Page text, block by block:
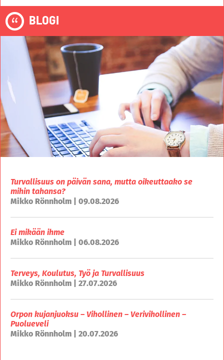
BLOGI
Turvallisuus on päivän sana, mutta oikeuttaako se
mihin tahansa?
Mikko Rönnholm | 09.08.2026
Ei mikään ihme
Mikko Rönnholm | 06.08.2026
Terveys, Koulutus, Työ ja Turvallisuus
Mikko Rönnholm | 27.07.2026
Orpon kujanjuoksu – Vihollinen – Verivihollinen –
Puolueveli
Mikko Rönnholm | 20.07.2026